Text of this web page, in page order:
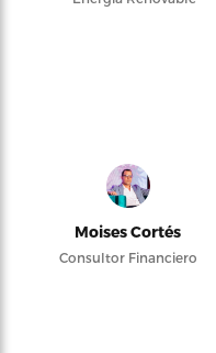
Moises Cortés
Consultor Financiero